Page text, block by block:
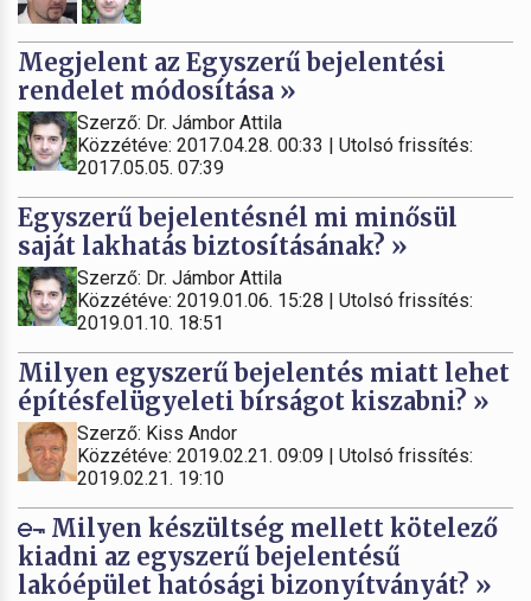
Megjelent az Egyszerű bejelentési
rendelet módosítása »
Szerző: Dr. Jámbor Attila
Közzétéve: 2017.04.28. 00:33 | Utolsó frissítés:
2017.05.05. 07:39
Egyszerű bejelentésnél mi minősül
saját lakhatás biztosításának? »
Szerző: Dr. Jámbor Attila
Közzétéve: 2019.01.06. 15:28 | Utolsó frissítés:
2019.01.10. 18:51
Milyen egyszerű bejelentés miatt lehet
építésfelügyeleti bírságot kiszabni? »
Szerző: Kiss Andor
Közzétéve: 2019.02.21. 09:09 | Utolsó frissítés:
2019.02.21. 19:10
Milyen készültség mellett kötelező
kiadni az egyszerű bejelentésű
lakóépület hatósági bizonyítványát? »